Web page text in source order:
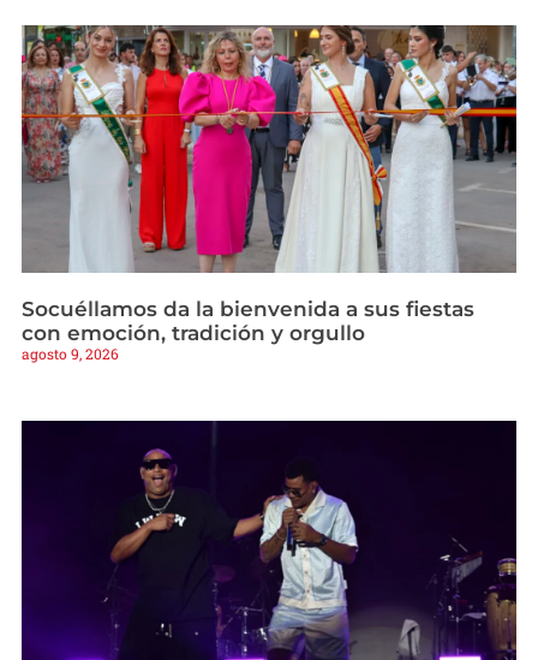
Socuéllamos da la bienvenida a sus fiestas
con emoción, tradición y orgullo
agosto 9, 2026